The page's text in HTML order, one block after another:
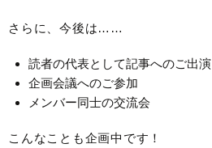
さらに、今後は……
読者の代表として記事へのご出演
企画会議へのご参加
メンバー同士の交流会
こんなことも企画中です！